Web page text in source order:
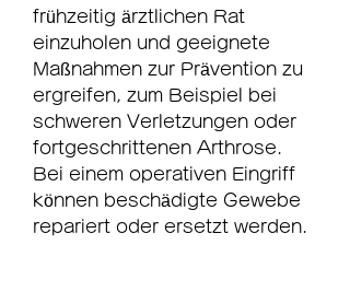
frühzeitig ärztlichen Rat
einzuholen und geeignete
Maßnahmen zur Prävention zu
ergreifen, zum Beispiel bei
schweren Verletzungen oder
fortgeschrittenen Arthrose.
Bei einem operativen Eingriff
können beschädigte Gewebe
repariert oder ersetzt werden.